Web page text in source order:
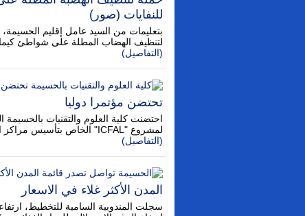
للنفايات (صور)
بتعليمات من السيد عامل إقليم
لتنظيف الهضاب المطلة على شواطئ
(التفاصيل)
تحتضن مؤتمرا دوليا
احتضنت كلية العلوم والتقنيات بالحسيمة
لمشروع "ICFAL" الخاص بتأسيس مراكز التكوين بالتناوب في الجامعات المغربية، والذي تم ...
(التفاصيل)
المدن الأكثر غلاء في الاسعار